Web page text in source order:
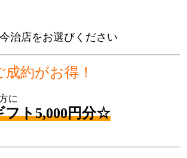
治店をお選びください
成約がお得！
に
ト5,000円分☆